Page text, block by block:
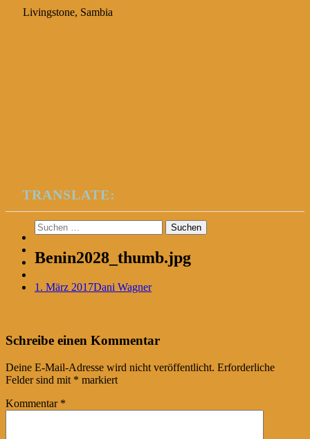
Livingstone, Sambia
TRANSLATE:
Suchen
nach:
Benin2028_thumb.jpg
1. März 2017Dani Wagner
Post
navigation
←
Schreibe einen Kommentar
Deine E-Mail-Adresse wird nicht veröffentlicht. Erforderliche
Felder sind mit * markiert
Kommentar *